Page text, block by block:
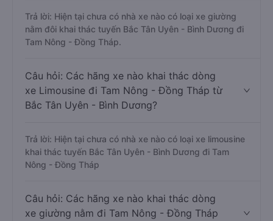
Trả lời: Hiện tại chưa có nhà xe nào có loại xe giường
nằm đôi khai thác tuyến Bắc Tân Uyên - Bình Dương đi
Tam Nông - Đồng Tháp.
Câu hỏi: Các hãng xe nào khai thác dòng
xe Limousine đi Tam Nông - Đồng Tháp từ
Bắc Tân Uyên - Bình Dương?
Trả lời: Hiện tại chưa có nhà xe nào có loại xe limousine
khai thác tuyến Bắc Tân Uyên - Bình Dương đi Tam
Nông - Đồng Tháp
Câu hỏi: Các hãng xe nào khai thác dòng
xe giường nằm đi Tam Nông - Đồng Tháp